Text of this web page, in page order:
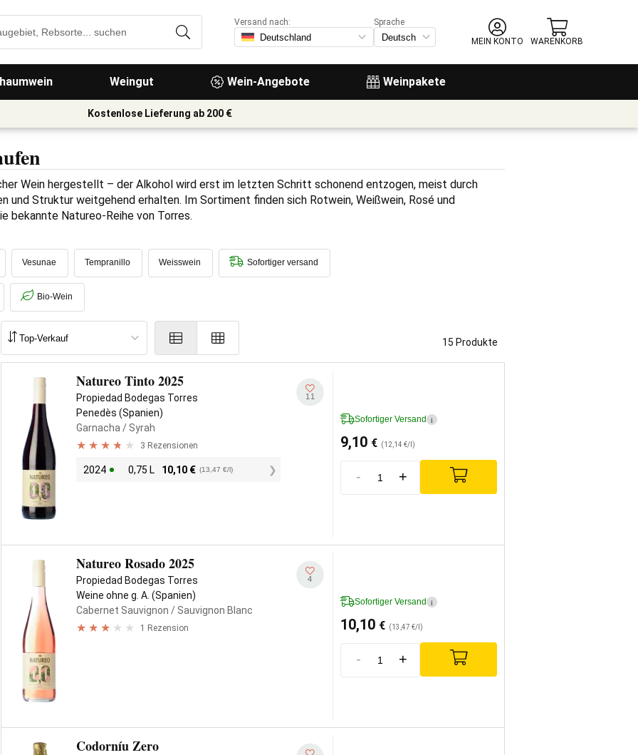
Weingut Wein-Angebote Weinpakete
Versand nach:
Sprache
MEIN KONTO
WARENKORB
Kostenlose Lieferung ab 200 €
Wein hergestellt – der Alkohol wird erst im letzten Schritt schonend entzogen, meist durch
und Struktur weitgehend erhalten. Im Sortiment finden sich Rotwein, Weißwein, Rosé und
bekannte Natureo-Reihe von Torres.
Vesunae Tempranillo Weisswein Sofortiger versand
Bio-Wein
15 Produkte
Natureo Tinto 2025
Propiedad Bodegas Torres
Penedès (Spanien)
Garnacha / Syrah
3 Rezensionen
2024 0,75 L 10,10 € (13,47 €/l)
11
Sofortiger Versand i
9,10 € (12,14 €/l)
- +
Natureo Rosado 2025
Propiedad Bodegas Torres
Weine ohne g. A. (Spanien)
Cabernet Sauvignon / Sauvignon Blanc
1 Rezension
4
Sofortiger Versand i
10,10 € (13,47 €/l)
- +
Codorníu Zero